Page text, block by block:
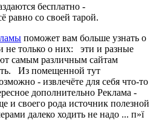
бесплатно -
равно со своей тарой.
поможет вам больше узнать о
не только о них:
эти и разные
самым различным сайтам
Из помещенной тут
- извлечёте для себя что-то
дополнительно Реклама -
и своего рода источник полезной
далеко ходить не надо ... п»ї